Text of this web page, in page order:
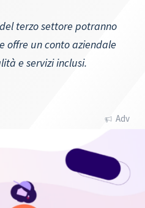
terzo settore potranno
offre un conto aziendale
e servizi inclusi.
Adv